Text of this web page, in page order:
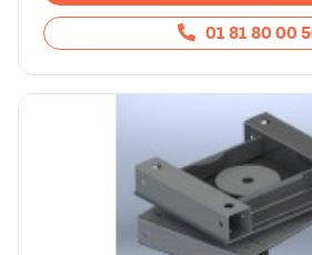
01 81 80 00